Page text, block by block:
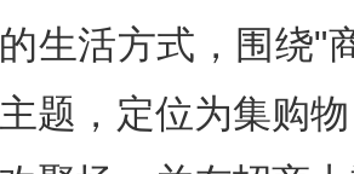
的生活方式，围绕"
主题，定位为集购